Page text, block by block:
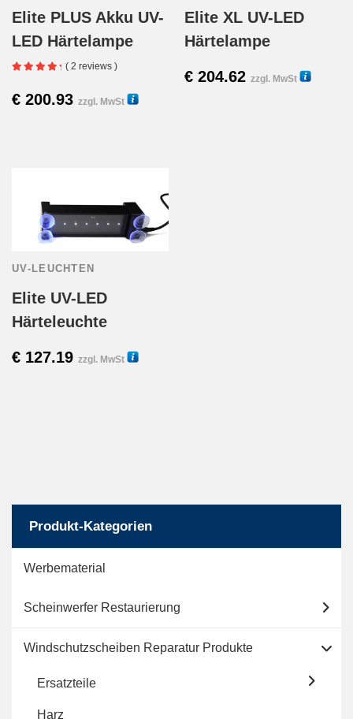
Elite PLUS Akku UV-
LED Härtelampe
( 2 reviews )
€ 200.93 zzgl. MwSt
Elite XL UV-LED
Härtelampe
€ 204.62 zzgl. MwSt
UV-LEUCHTEN
Elite UV-LED
Härteleuchte
€ 127.19 zzgl. MwSt
Produkt-Kategorien
Scheinwerfer Restaurierung
Werbematerial
Windschutzscheiben Reparatur Produkte
Ersatzteile
Harz